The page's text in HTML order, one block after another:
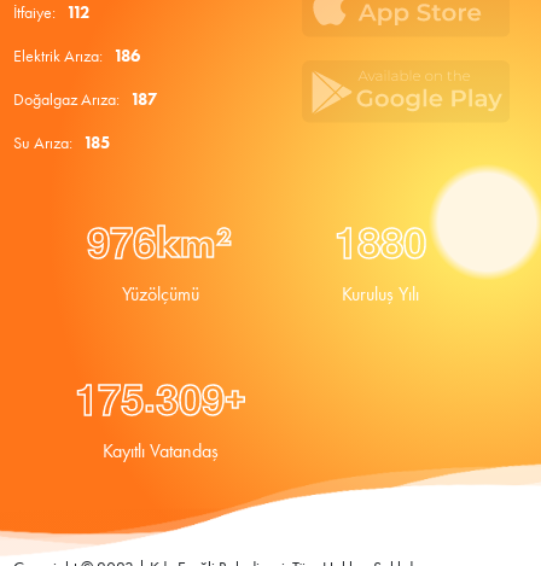
İtfaiye: 112
Elektrik Arıza: 186
Doğalgaz Arıza: 187
Su Arıza: 185
976km²
Yüzölçümü
1880
Kuruluş Yılı
175.309+
Kayıtlı Vatandaş